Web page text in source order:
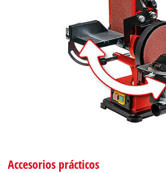
Accesorios prácticos